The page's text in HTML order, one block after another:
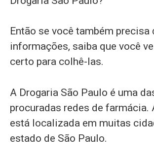
Então se você também precisa
informações, saiba que você
certo para colhê-las.
A Drogaria São Paulo é uma
procuradas redes de farmácia.
está localizada em muitas
estado de São Paulo.